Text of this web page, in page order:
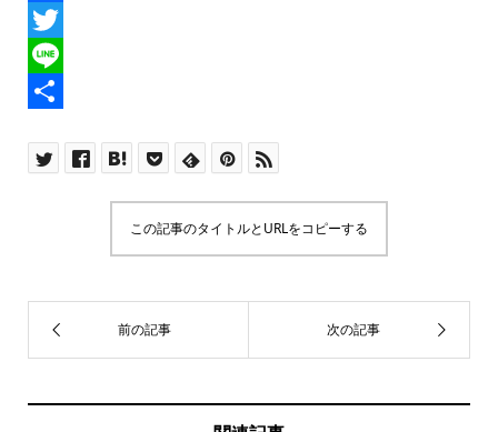
F
a
c
b
T
w
L
n有
この記事のタイトルとURLをコピーする